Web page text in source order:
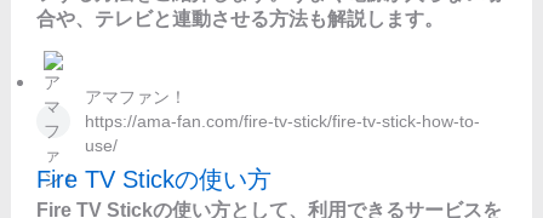
合や、テレビと連動させる方法も解説します。
アマファン！
https://ama-fan.com/fire-tv-stick/fire-tv-stick-how-to-
use/
Fire TV Stickの使い方
Fire TV Stickの使い方として、利用できるサービスを